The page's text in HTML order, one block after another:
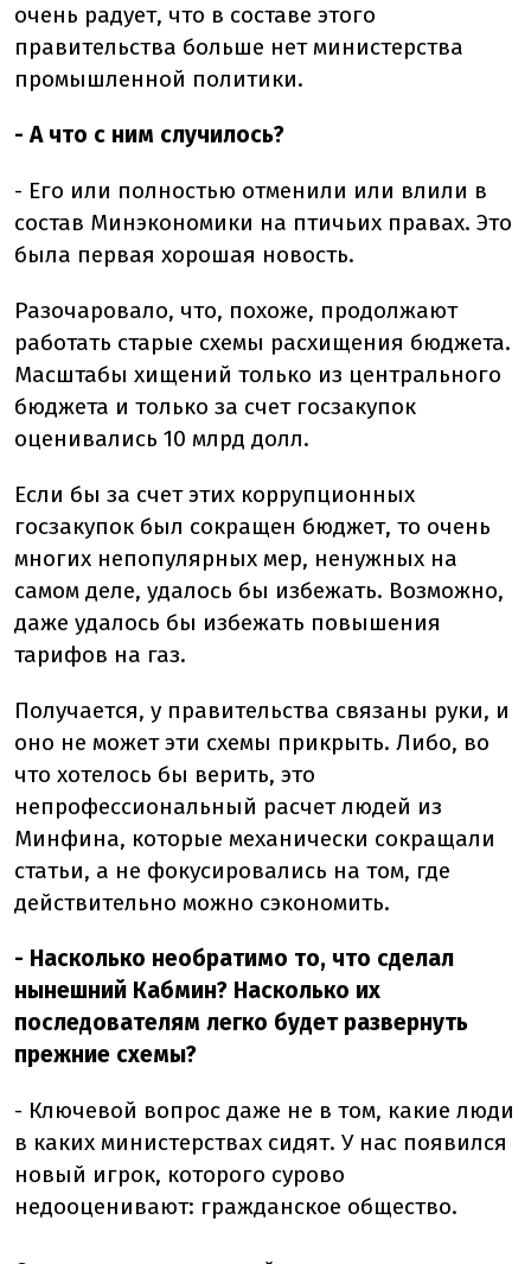
очень радует, что в составе этого
правительства больше нет министерства
промышленной политики.
- А что с ним случилось?
- Его или полностью отменили или влили в
состав Минэкономики на птичьих правах. Это
была первая хорошая новость.
Разочаровало, что, похоже, продолжают
работать старые схемы расхищения бюджета.
Масштабы хищений только из центрального
бюджета и только за счет госзакупок
оценивались 10 млрд долл.
Если бы за счет этих коррупционных
госзакупок был сокращен бюджет, то очень
многих непопулярных мер, ненужных на
самом деле, удалось бы избежать. Возможно,
даже удалось бы избежать повышения
тарифов на газ.
Получается, у правительства связаны руки, и
оно не может эти схемы прикрыть. Либо, во
что хотелось бы верить, это
непрофессиональный расчет людей из
Минфина, которые механически сокращали
статьи, а не фокусировались на том, где
действительно можно сэкономить.
- Насколько необратимо то, что сделал
нынешний Кабмин? Насколько их
последователям легко будет развернуть
прежние схемы?
- Ключевой вопрос даже не в том, какие люди
в каких министерствах сидят. У нас появился
новый игрок, которого сурово
недооценивают: гражданское общество.